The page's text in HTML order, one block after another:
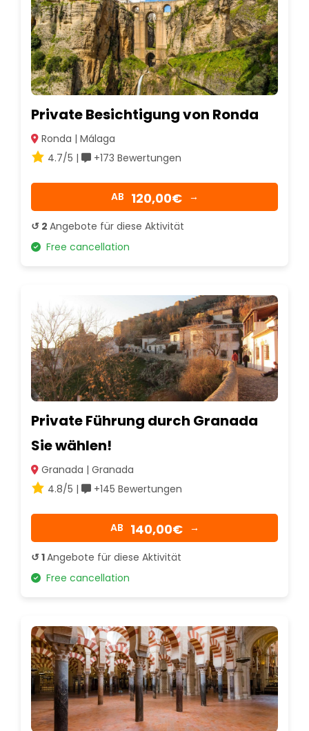
Private Besichtigung von Ronda
Ronda | Málaga
4.7/5 |
+173 Bewertungen
AB 120,00€ →
↺ 2 Angebote für diese Aktivität
Free cancellation
Private Führung durch Granada
Sie wählen!
Granada | Granada
4.8/5 |
+145 Bewertungen
AB 140,00€ →
↺ 1Angebote für diese Aktivität
Free cancellation